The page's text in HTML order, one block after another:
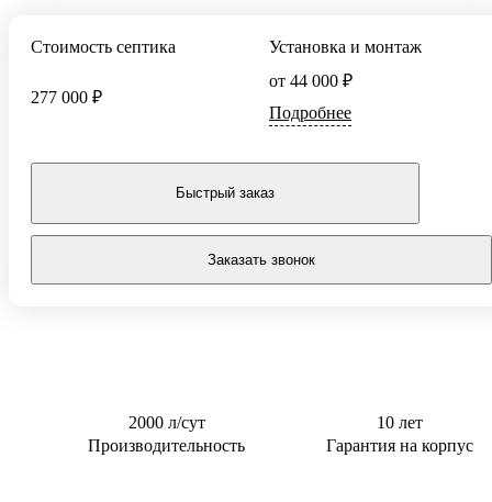
центра
Для АЗС
пансионата
0,6 м3/сут
2.4 м3/сут
Стоимость септика
277 000 ₽
Быстрый заказ
Заказать звонок
Установка и монтаж
от 44 000 ₽
Подробнее
2000 л/сут
Производительность
10 лет
Гарантия на корпус